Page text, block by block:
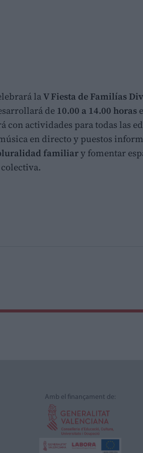
laV Fiesta de Familías
de 10.00 a 14.00 horas
con actividades para todas las
en directo y puestos
familiary fomentar
Amb el finançament de: